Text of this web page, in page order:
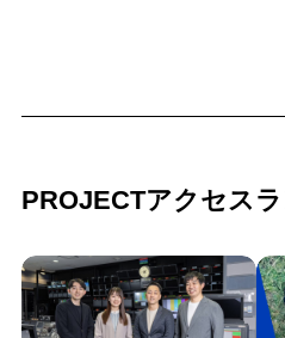
PROJECTアクセス